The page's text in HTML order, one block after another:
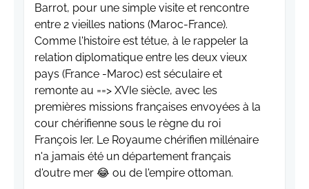
Barrot, pour une simple visite et rencontre
entre 2 vieilles nations (Maroc-France).
Comme l'histoire est tétue, à le rappeler la
relation diplomatique entre les deux vieux
pays (France -Maroc) est séculaire et
remonte au ==> XVIe siècle, avec les
premières missions françaises envoyées à la
cour chérifienne sous le règne du roi
François Ier. Le Royaume chérifien millénaire
n'a jamais été un département français
d'outre mer 😂 ou de l'empire ottoman.